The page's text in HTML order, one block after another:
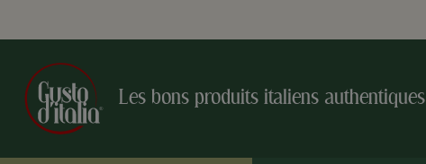
Les bons produits italiens authentiques